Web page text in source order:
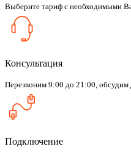
Выберите тариф с необходимыми
Консультация
Перезвоним 9:00 до 21:00,
Подключение